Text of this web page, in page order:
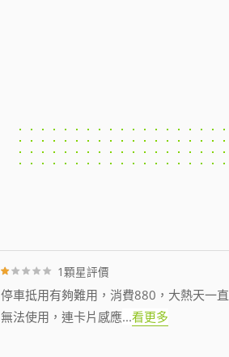
1顆星評價
停車抵用有夠難用，消費880，大熱天一直
無法使用，連卡片感應...看更多